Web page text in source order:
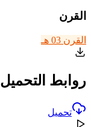
القرن
القرن 03 هـ
روابط التحميل
تحميل